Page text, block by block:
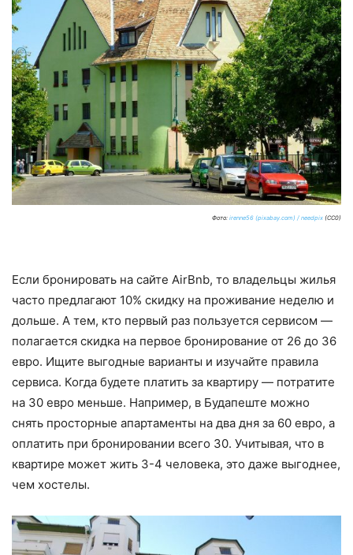
Фото: irenne56 (pixabay.com) / needpix (CC0)
Если бронировать на сайте AirBnb, то владельцы жилья
часто предлагают 10% скидку на проживание неделю и
дольше. А тем, кто первый раз пользуется сервисом —
полагается скидка на первое бронирование от 26 до 36
евро. Ищите выгодные варианты и изучайте правила
сервиса. Когда будете платить за квартиру — потратите
на 30 евро меньше. Например, в Будапеште можно
снять просторные апартаменты на два дня за 60 евро, а
оплатить при бронировании всего 30. Учитывая, что в
квартире может жить 3-4 человека, это даже выгоднее,
чем хостелы.